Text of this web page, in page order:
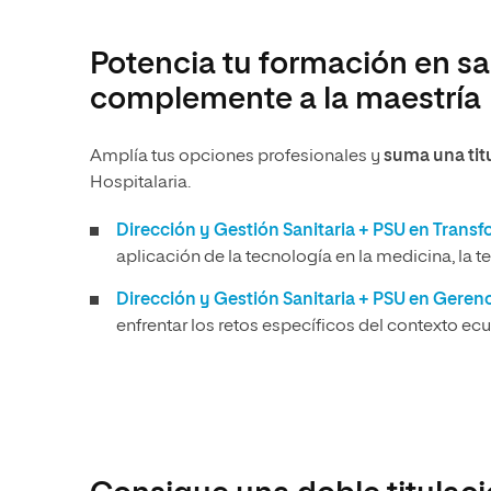
Potencia tu formación en
complemente a la maestría
Amplía tus opciones profesionales y suma una
Hospitalaria.
Dirección y Gestión Sanitaria + PSU en
aplicación de la tecnología en la medicina, la
Dirección y Gestión Sanitaria + PSU en
enfrentar los retos específicos del contexto